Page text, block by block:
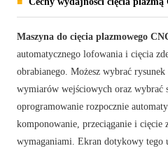
Maszyna do cięcia plazmowego
automatycznego lofowania i cięcia
obrabianego. Możesz wybrać
wymiarów wejściowych oraz wybrać
oprogramowanie rozpocznie
komponowanie, przeciąganie i cięcie
wymaganiami. Ekran dotykowy tego